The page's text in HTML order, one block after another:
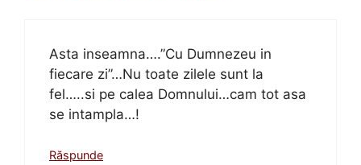
Asta inseamna….”Cu Dumnezeu in
fiecare zi”…Nu toate zilele sunt la
fel…..si pe calea Domnului…cam tot asa
se intampla…!
Răspunde